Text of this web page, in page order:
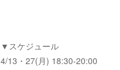
▼スケジュール
4/13・27(月) 18:30-20:00